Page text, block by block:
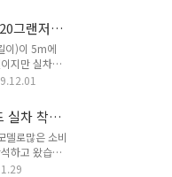
들은아무래
명서가 필요
점검'에,각종
격은 '차량정
합친 합본도
차
그랜저
이)이 5m에
지만 실차를
요. 완전 풀체
프트 전의 취
해보셔야 합
서 많은 제
소모품 교체
일의 용량,
실차 착석
델로많은 소비
하고 왔습니
의 취급설명